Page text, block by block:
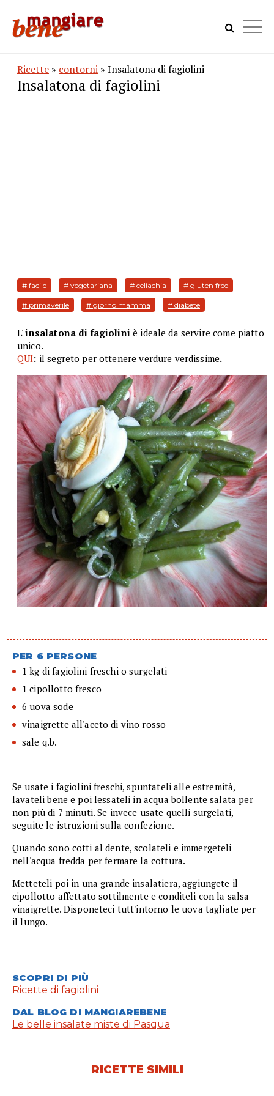
Ricette » contorni » Insalatona di fagiolini
Insalatona di fagiolini
# facile # vegetariana # celiachia # gluten free
# primaverile # giorno mamma # diabete
L'insalatona di fagioliniè ideale da servire come piatto
unico.
QUI: il segreto per ottenere verdure verdissime.
PER 6 PERSONE
1 kg di fagiolini freschi o surgelati
1 cipollotto fresco
6 uova sode
vinaigrette all'aceto di vino rosso
sale q.b.
Se usate i fagiolini freschi, spuntateli alle estremità,
lavateli bene e poi lessateli in acqua bollente salata per
non più di 7 minuti. Se invece usate quelli surgelati,
seguite le istruzioni sulla confezione.
Quando sono cotti al dente, scolateli e immergeteli
nell'acqua fredda per fermare la cottura.
Metteteli poi in una grande insalatiera, aggiungete il
cipollotto affettato sottilmente e conditeli con la salsa
vinaigrette. Disponeteci tutt'intorno le uova tagliate per
il lungo.
SCOPRI DI PIÙ
Ricette di fagiolini
DAL BLOG DI MANGIAREBENE
Le belle insalate miste di Pasqua
RICETTE SIMILI